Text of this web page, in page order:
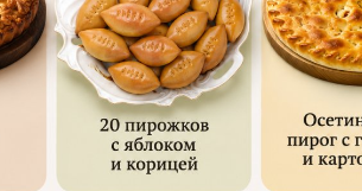
сдобные